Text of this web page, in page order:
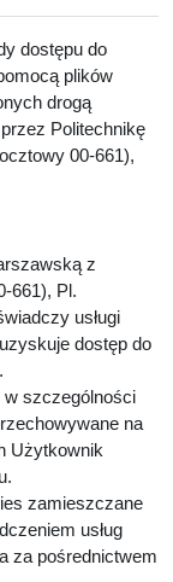
dostępu do
plików
drogą
Politechnikę
00-661),
z
661), Pl.
usługi
dostęp do
w szczególności
na
Użytkownik
zamieszczane
usług
za pośrednictwem